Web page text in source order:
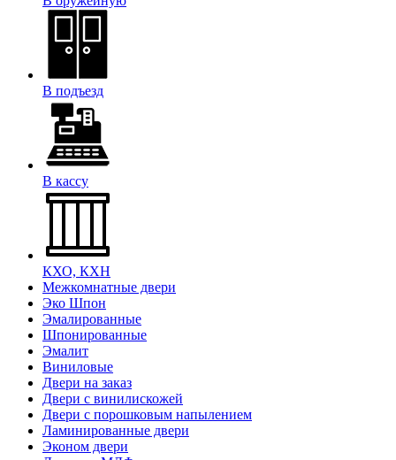
В подъезд
В кассу
КХО, КХН
Межкомнатные двери
Эко Шпон
Эмалированные
Шпонированные
Эмалит
Виниловые
Двери на заказ
Двери с винилискожей
Двери с порошковым напылением
Ламинированные двери
Эконом двери